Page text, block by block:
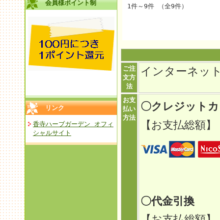
会員様ポイント制
リンク
香寺ハーブガーデン オフィ
シャルサイト
1件～9件 （全9件）
ご注
文方
法
インターネッ
お支
払い
方法
〇クレジット
【お支払総額
〇代金引換